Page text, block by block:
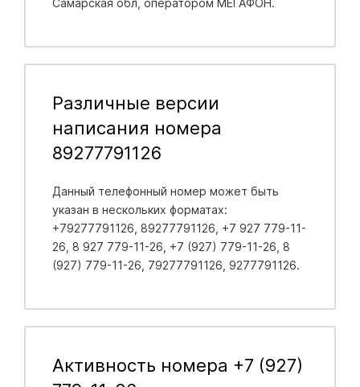
Различные версии
написания номера
89277791126
Данный телефонный номер может быть
указан в нескольких форматах:
+79277791126, 89277791126, +7 927 779-11-
26, 8 927 779-11-26, +7 (927) 779-11-26, 8
(927) 779-11-26, 79277791126, 9277791126.
Активность номера +7 (927)